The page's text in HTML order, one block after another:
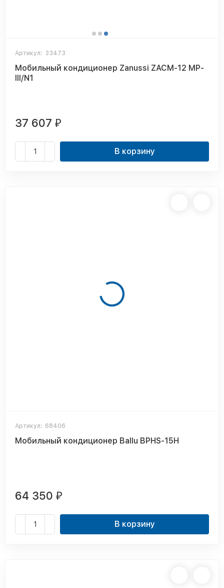
Артикул: 33473
Мобильный кондиционер Zanussi ZACM-12 MP-
III/N1
37 607 ₽
В корзину
Артикул: 68406
Мобильный кондиционер Ballu BPHS-15H
64 350 ₽
В корзину